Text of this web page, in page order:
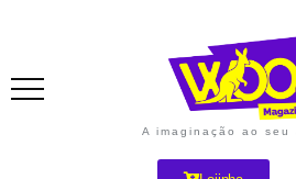
A imaginação ao seu